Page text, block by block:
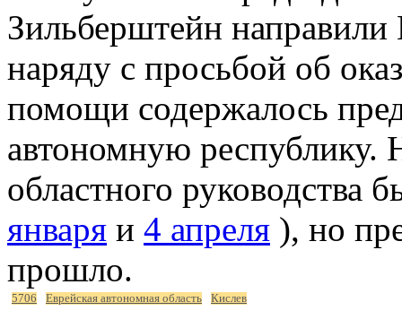
Зильберштейн
наряду с просьбой об
помощи содержалось
автономную республику.
областного руководства
января и 4 апреля ), но
прошло.
5706 Еврейская автономная область Кислев